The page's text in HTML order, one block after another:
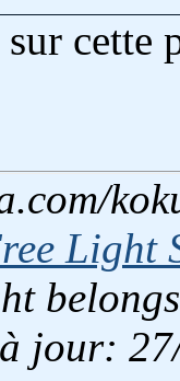
cette
Light
jour: